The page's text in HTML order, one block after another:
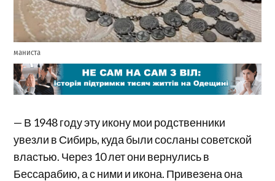
маниста
— В 1948 году эту икону мои родственники
увезли в Сибирь, куда были сосланы советской
властью. Через 10 лет они вернулись в
Бессарабию, а с ними и икона. Привезена она